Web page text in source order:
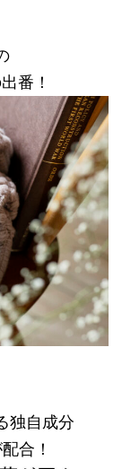
番！
独自成分
合！